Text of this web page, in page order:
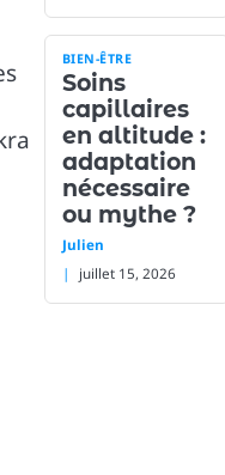
BIEN-ÊTRE
Soins
capillaires
en altitude :
adaptation
nécessaire
ou mythe ?
Julien
juillet 15, 2026